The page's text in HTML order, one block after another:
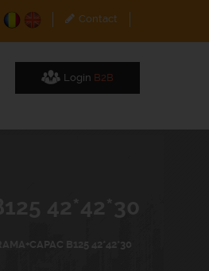
Contact
Login B2B
42*42*30
RAMA+CAPAC B125 42*42*30